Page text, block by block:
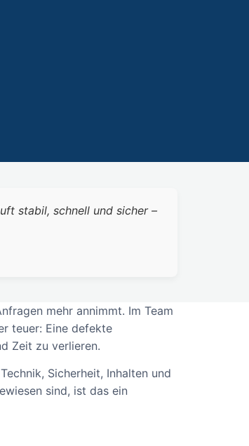
stabil, schnell und sicher –
mehr annimmt. Im Team
teuer: Eine defekte
Zeit zu verlieren.
Sicherheit, Inhalten und
sind, ist das ein